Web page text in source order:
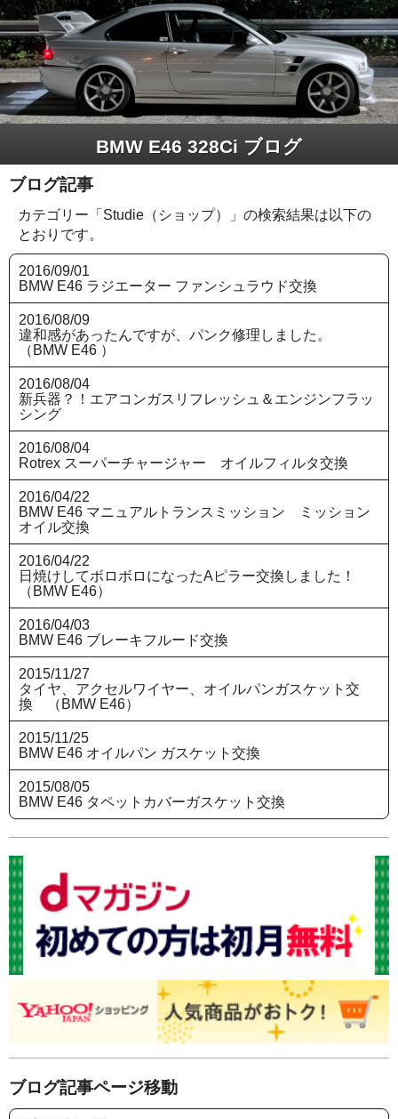
BMW E46 328Ci ブログ
ブログ記事
カテゴリー「Studie（ショップ）」の検索結果は以下の
とおりです。
2016/09/01
BMW E46 ラジエーター ファンシュラウド交換
2016/08/09
違和感があったんですが、パンク修理しました。
（BMW E46 ）
2016/08/04
新兵器？！エアコンガスリフレッシュ＆エンジンフラッ
シング
2016/08/04
Rotrex スーパーチャージャー オイルフィルタ交換
2016/04/22
BMW E46 マニュアルトランスミッション ミッション
オイル交換
2016/04/22
日焼けしてボロボロになったAピラー交換しました！
（BMW E46）
2016/04/03
BMW E46 ブレーキフルード交換
2015/11/27
タイヤ、アクセルワイヤー、オイルパンガスケット交
換 （BMW E46）
2015/11/25
BMW E46 オイルパン ガスケット交換
2015/08/05
BMW E46 タペットカバーガスケット交換
ブログ記事ページ移動